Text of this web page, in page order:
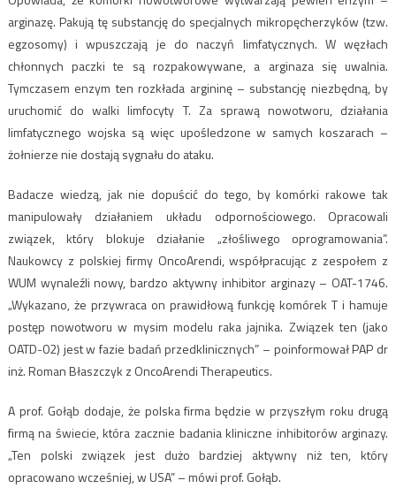
arginazę. Pakują tę substancję do specjalnych mikropęcherzyków (tzw.
egzosomy) i wpuszczają je do naczyń limfatycznych. W węzłach
chłonnych paczki te są rozpakowywane, a arginaza się uwalnia.
Tymczasem enzym ten rozkłada argininę – substancję niezbędną, by
uruchomić do walki limfocyty T. Za sprawą nowotworu, działania
limfatycznego wojska są więc upośledzone w samych koszarach –
żołnierze nie dostają sygnału do ataku.
Badacze wiedzą, jak nie dopuścić do tego, by komórki rakowe tak
manipulowały działaniem układu odpornościowego. Opracowali
związek, który blokuje działanie „złośliwego oprogramowania”.
Naukowcy z polskiej firmy OncoArendi, współpracując z zespołem z
WUM wynaleźli nowy, bardzo aktywny inhibitor arginazy – OAT-1746.
„Wykazano, że przywraca on prawidłową funkcję komórek T i hamuje
postęp nowotworu w mysim modelu raka jajnika. Związek ten (jako
OATD-02) jest w fazie badań przedklinicznych” – poinformował PAP dr
inż. Roman Błaszczyk z OncoArendi Therapeutics.
A prof. Gołąb dodaje, że polska firma będzie w przyszłym roku drugą
firmą na świecie, która zacznie badania kliniczne inhibitorów arginazy.
„Ten polski związek jest dużo bardziej aktywny niż ten, który
opracowano wcześniej, w USA” – mówi prof. Gołąb.